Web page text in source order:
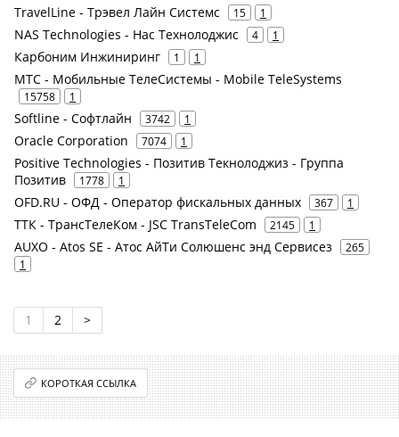
TravelLine - Трэвел Лайн Системс 15 1
NAS Technologies - Нас Технолоджис 4 1
Карбоним Инжиниринг 1 1
МТС - Мобильные ТелеСистемы - Mobile TeleSystems
15758 1
Softline - Софтлайн 3742 1
Oracle Corporation 7074 1
Positive Technologies - Позитив Текнолоджиз - Группа
Позитив
1778 1
OFD.RU - ОФД - Оператор фискальных данных 367 1
ТТК - ТрансТелеКом - JSC TransTeleCom 2145 1
AUXO - Atos SE - Атос АйТи Солюшенс энд Сервисез
265
1
1 2 >
КОРОТКАЯ ССЫЛКА